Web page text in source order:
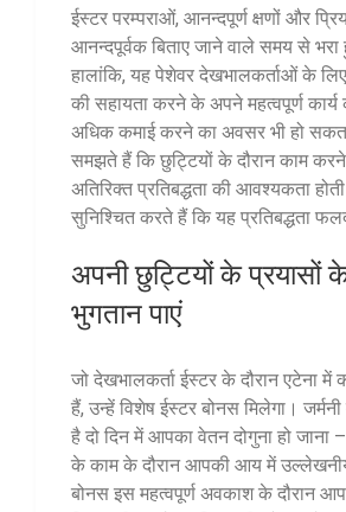
ईस्टर परम्पराओं, आनन्दपूर्ण क्षणों और
आनन्दपूर्वक बिताए जाने वाले समय से
हालांकि, यह पेशेवर देखभालकर्ताओं के
की सहायता करने के अपने महत्वपूर्ण कार्य
अधिक कमाई करने का अवसर भी हो
समझते हैं कि छुट्टियों के दौरान काम
अतिरिक्त प्रतिबद्धता की आवश्यकता
सुनिश्चित करते हैं कि यह प्रतिबद्धता
अपनी छुट्टियों के प्रयासों
भुगतान पाएं
जो देखभालकर्ता ईस्टर के दौरान एटेना में
हैं, उन्हें विशेष ईस्टर बोनस मिलेगा।
है दो दिन में आपका वेतन दोगुना हो जाना
के काम के दौरान आपकी आय में
बोनस इस महत्वपूर्ण अवकाश के दौरान